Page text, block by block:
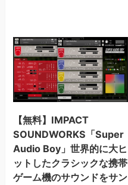
【無料】IMPACT
SOUNDWORKS「Super
Audio Boy」世界的に大ヒ
ットしたクラシックな携帯
ゲーム機のサウンドをサン